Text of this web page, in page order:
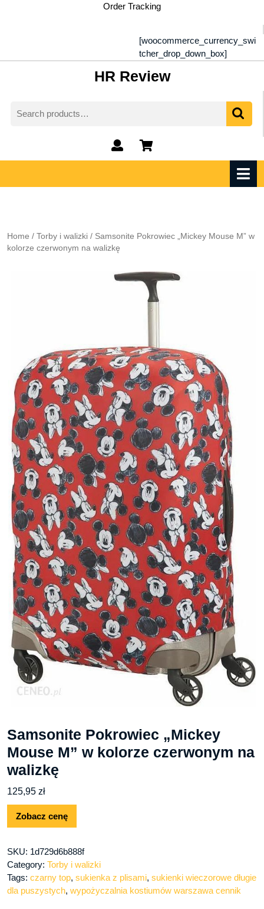
Order Tracking
[woocommerce_currency_swi
tcher_drop_down_box]
HR Review
for:
My
Account
shopping
cart
Home / Torby i walizki / Samsonite Pokrowiec „Mickey Mouse M” w
kolorze czerwonym na walizkę
Samsonite Pokrowiec „Mickey
Mouse M” w kolorze czerwonym na
walizkę
125,95 zł
Zobacz cenę
SKU: 1d729d6b888f
Category: Torby i walizki
Tags: czarny top, sukienka z plisami, sukienki wieczorowe długie
dla puszystych, wypożyczalnia kostiumów warszawa cennik